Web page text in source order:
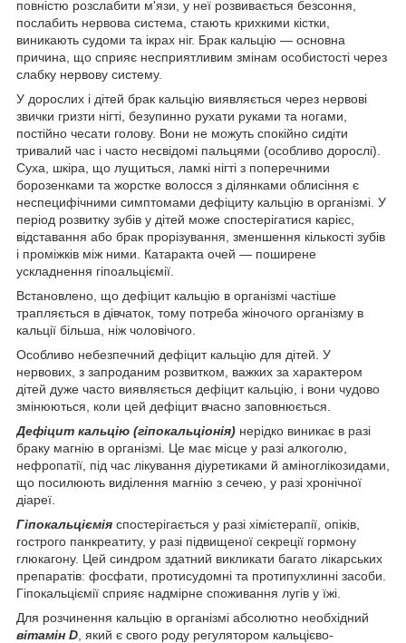
повністю розслабити м'язи, у неї розвивається безсоння,
послабить нервова система, стають крихкими кістки,
виникають судоми та ікрах ніг. Брак кальцію — основна
причина, що сприяє несприятливим змінам особистості через
слабку нервову систему.
У дорослих і дітей брак кальцію виявляється через нервові
звички гризти нігті, безупинно рухати руками та ногами,
постійно чесати голову. Вони не можуть спокійно сидіти
тривалий час і часто несвідомі пальцями (особливо дорослі).
Суха, шкіра, що лущиться, ламкі нігті з поперечними
борозенками та жорстке волосся з ділянками облисіння є
неспецифічними симптомами дефіциту кальцію в організмі. У
період розвитку зубів у дітей може спостерігатися карієс,
відставання або брак прорізування, зменшення кількості зубів
і проміжків між ними. Катаракта очей — поширене
ускладнення гіпоальціємії.
Встановлено, що дефіцит кальцію в організмі частіше
трапляється в дівчаток, тому потреба жіночого організму в
кальції більша, ніж чоловічого.
Особливо небезпечний дефіцит кальцію для дітей. У
нервових, з запроданим розвитком, важких за характером
дітей дуже часто виявляється дефіцит кальцію, і вони чудово
змінюються, коли цей дефіцит вчасно заповнюється.
Дефіцит кальцію (гіпокальціонія) нерідко виникає в разі
браку магнію в організмі. Це має місце у разі алкоголю,
нефропатії, під час лікування діуретиками й аміноглікозидами,
що посилюють виділення магнію з сечею, у разі хронічної
діареї.
Гіпокальціємія спостерігається у разі хімієтерапії, опіків,
гострого панкреатиту, у разі підвищеної секреції гормону
глюкагону. Цей синдром здатний викликати багато лікарських
препаратів: фосфати, протисудомні та протипухлинні засоби.
Гіпокальціємії сприяє надмірне споживання лугів у їжі.
Для розчинення кальцію в організмі абсолютно необхідний
вітамін D , який є свого роду регулятором кальцієво-